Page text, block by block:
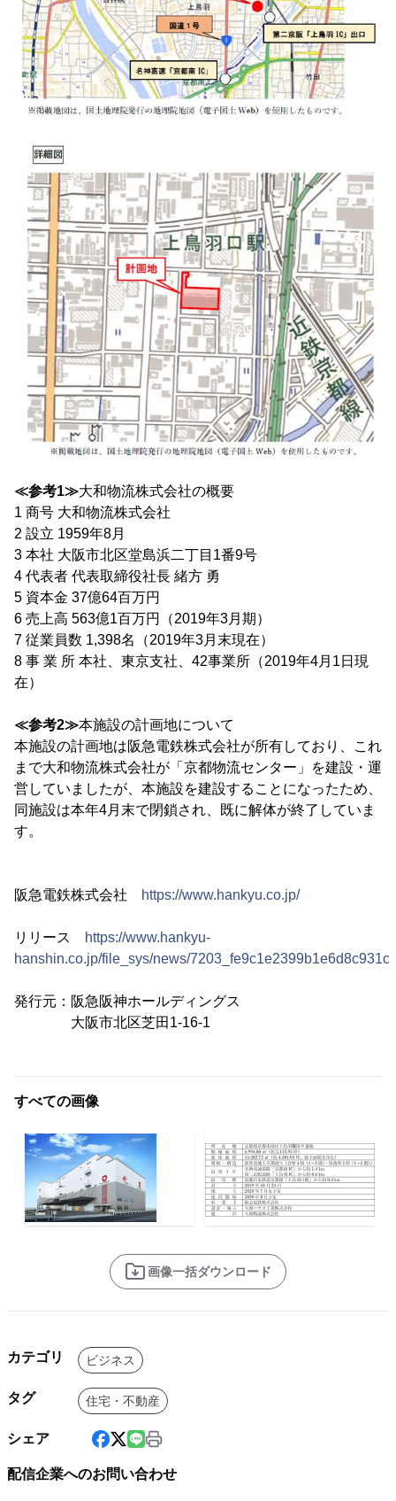
≪参考1≫大和物流株式会社の概要
1 商号 大和物流株式会社
2 設立 1959年8月
3 本社 大阪市北区堂島浜二丁目1番9号
4 代表者 代表取締役社長 緒方 勇
5 資本金 37億64百万円
6 売上高 563億1百万円（2019年3月期）
7 従業員数 1,398名（2019年3月末現在）
8 事 業 所 本社、東京支社、42事業所（2019年4月1日現
在）
≪参考2≫本施設の計画地について
本施設の計画地は阪急電鉄株式会社が所有しており、これ
まで大和物流株式会社が「京都物流センター」を建設・運
営していましたが、本施設を建設することになったため、
同施設は本年4月末で閉鎖され、既に解体が終了していま
す。
阪急電鉄株式会社 https://www.hankyu.co.jp/
リリース
https://www.hankyu-
hanshin.co.jp/file_sys/news/
発行元：阪急阪神ホールディングス
大阪市北区芝田1-16-1
すべての画像
画像一括ダウンロード
カテゴリ ビジネス
タグ 住宅・不動産
シェア
配信企業へのお問い合わせ